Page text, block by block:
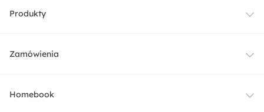
Produkty
Meble
Zamówienia
Dostawa
Homebook